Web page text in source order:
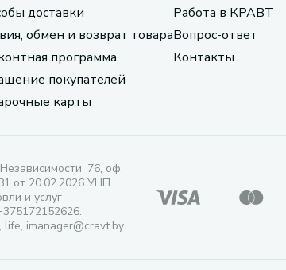
доставки
обмен и возврат товара
программа
покупателей
карты
Работа в КРАВТ
Вопрос-ответ
Контакты
76, оф.
от 20.02.2026 УНП
и услуг
imanager@cravt.by.